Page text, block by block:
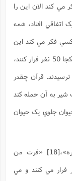
کند الان اين را
افتاد، همه
فکر مي کند اين
بمب شايد به اين بخورد. علتش اين است. بعد هم يکجا 50 نفر فرار کنند،
قرآن چقدر
شير به آن حمله کند
جلوي يک حيوان
[18]
«فرت من
مي کنند و مي